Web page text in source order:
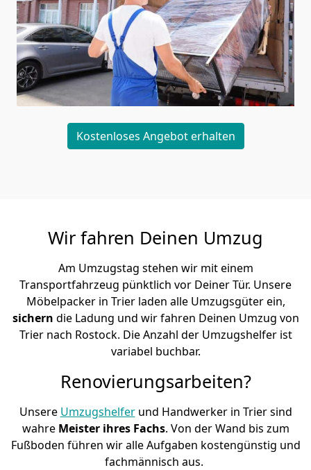
Kostenloses Angebot erhalten
Wir fahren Deinen Umzug
Am Umzugstag stehen wir mit einem
Transportfahrzeug pünktlich vor Deiner Tür. Unsere
Möbelpacker in Trier laden alle Umzugsgüter ein,
sichern die Ladung und wir fahren Deinen Umzug von
Trier nach Rostock. Die Anzahl der Umzugshelfer ist
variabel buchbar.
Renovierungsarbeiten?
Unsere Umzugshelferund Handwerker in Trier sind
wahre Meister ihres Fachs. Von der Wand bis zum
Fußboden führen wir alle Aufgaben kostengünstig und
fachmännisch aus.